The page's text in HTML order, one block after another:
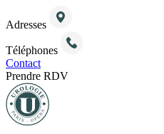
Adresses
Téléphones
Contact
Prendre RDV